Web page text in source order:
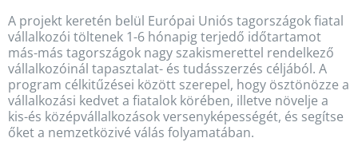
A projekt keretén belül Európai Uniós tagországok fiatal
vállalkozói töltenek 1-6 hónapig terjedő időtartamot
más-más tagországok nagy szakismerettel rendelkező
vállalkozóinál tapasztalat- és tudásszerzés céljából. A
program célkitűzései között szerepel, hogy ösztönözze a
vállalkozási kedvet a fiatalok körében, illetve növelje a
kis-és középvállalkozások versenyképességét, és segítse
őket a nemzetközivé válás folyamatában.